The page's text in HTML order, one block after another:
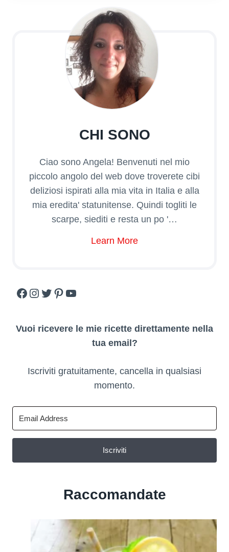
CHI SONO
Ciao sono Angela! Benvenuti nel mio
piccolo angolo del web dove troverete cibi
deliziosi ispirati alla mia vita in Italia e alla
mia eredita' statunitense. Quindi togliti le
scarpe, siediti e resta un po '…
Learn More
Facebook
Instagram
Twitter
Pinterest
YouTube
Vuoi ricevere le mie ricette direttamente nella
tua email?
Iscriviti gratuitamente, cancella in qualsiasi
momento.
Iscriviti
Raccomandate